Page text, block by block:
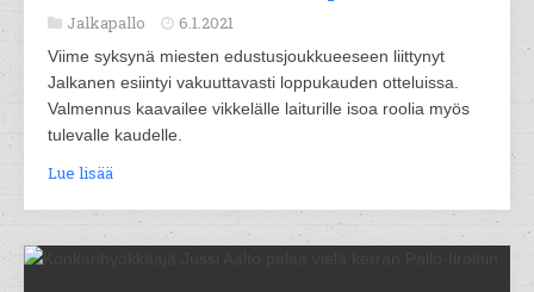
Jalkapallo 6.1.2021
Viime syksynä miesten edustusjoukkueeseen liittynyt
Jalkanen esiintyi vakuuttavasti loppukauden otteluissa.
Valmennus kaavailee vikkelälle laiturille isoa roolia myös
tulevalle kaudelle.
Lue lisää